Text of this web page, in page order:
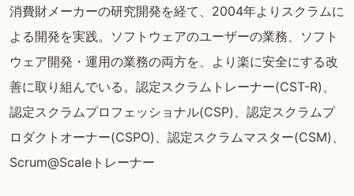
消費財メーカーの研究開発を経て、2004年よりスクラムに
よる開発を実践。ソフトウェアのユーザーの業務、ソフト
ウェア開発・運用の業務の両方を、より楽に安全にする改
善に取り組んでいる。認定スクラムトレーナー(CST-R)、
認定スクラムプロフェッショナル(CSP)、認定スクラムプ
ロダクトオーナー(CSPO)、認定スクラムマスター(CSM)、
Scrum@Scaleトレーナー